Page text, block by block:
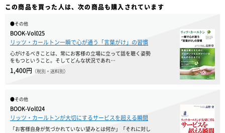
この商品を買った人は、次の商品も購入されています
●その他
BOOK-Vol025
リッツ・カールトン一瞬で心が通う「言葉がけ」の習慣
心がけるべきことは、常にお客様の立場に立って話を聴く姿勢
をもつということ。そしてどんな状況であれ…
1,400円 （税別・送料別）
●その他
BOOK-Vol024
リッツ・カールトンが大切にするサービスを超える瞬間
「お客様自身が気づかれていない望みとは何か」「それに対し